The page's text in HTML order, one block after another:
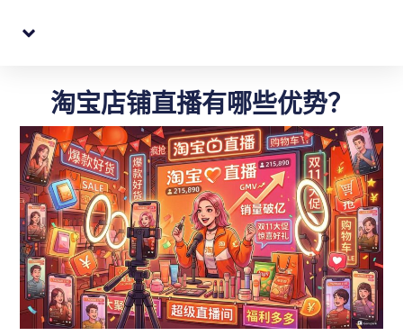
淘宝店铺直播有哪些优势？